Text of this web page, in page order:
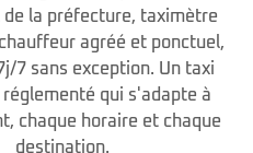
la préfecture, taximètre
agréé et ponctuel,
7 sans exception. Un taxi
qui s'adapte à
chaque horaire et chaque
destination.